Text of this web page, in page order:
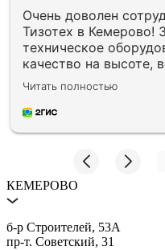
Очень доволен
Тизотех в Кемерово!
техническое
качество на высоте,
заявленным
Читать полностью
КЕМЕРОВО
б‑р Строителей, 53А
пр‑т. Советский, 31